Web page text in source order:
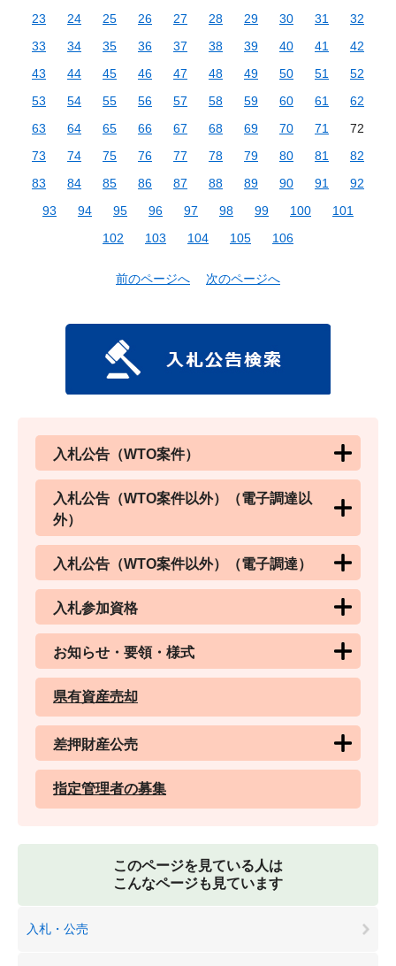
23
24 25 26 27 28 29 30 31
32
33
34 35 36 37 38 39 40 41
42
43
44 45 46 47 48 49 50 51
52
53
54 55 56 57 58 59 60 61
62
63
64 65 66 67 68 69 70 71
72
73
74 75 76 77 78 79 80 81
82
83
84 85 86 87 88 89 90 91
92
93
94 95 96 97 98 99 100
101
102
103 104 105 106
前のページへ 次のページへ
入札公告（WTO案件）
入札公告（WTO案件以外）（電子調達以
外）
入札公告（WTO案件以外）（電子調達）
入札参加資格
お知らせ・要領・様式
県有資産売却
差押財産公売
指定管理者の募集
このページを見ている人は
こんなページも見ています
入札・公売